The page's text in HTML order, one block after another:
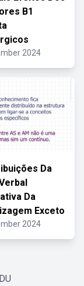
B1
2024
Da
Da
Exceto
2024